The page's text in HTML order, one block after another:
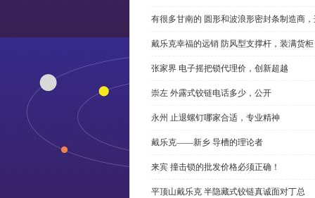
有很多甘南的 圆形和波浪形密封条制造商
戴乐克幸福的远销 防风型支撑杆，装满货柜
张家界 电子摇把锁代理价，创新超越
崇左 外露式铰链电话多少，公开
永州 止退螺钉哪家合适，专业精神
戴乐克——新乡 导槽的理论者
来宾 撞击锁的批发价格必须正确！
平顶山戴乐克 半隐藏式铰链真诚面对丁总